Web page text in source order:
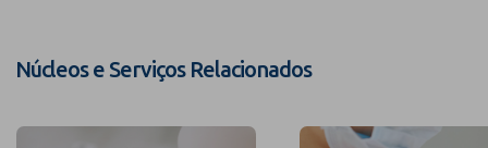
Núcleos e Serviços Relacionados